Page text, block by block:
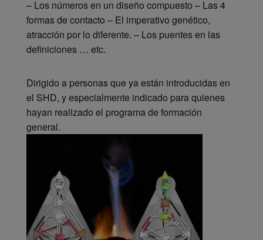
– Los números en un diseño compuesto – Las 4
formas de contacto – El imperativo genético,
atracción por lo diferente. – Los puentes en las
definiciones … etc.
Dirigido a personas que ya están introducidas en
el SHD, y especialmente indicado para quienes
hayan realizado el programa de formación
general.